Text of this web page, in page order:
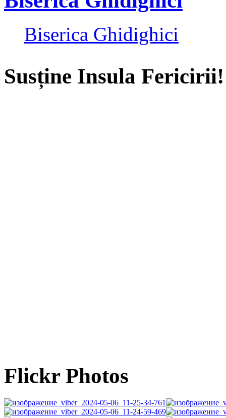
Biserica Ghidighici
Susține Insula Fericirii!
Flickr Photos